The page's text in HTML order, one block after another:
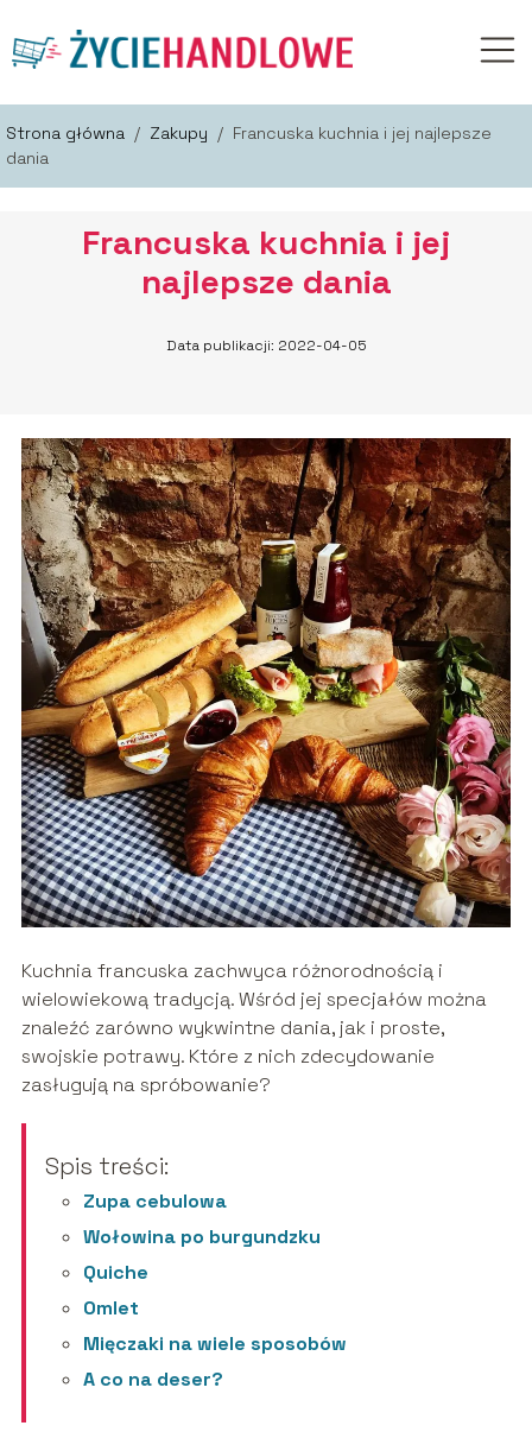
Strona główna / Zakupy / Francuska kuchnia i jej najlepsze
dania
Francuska kuchnia i jej
najlepsze dania
Data publikacji: 2022-04-05
Kuchnia francuska zachwyca różnorodnością i
wielowiekową tradycją. Wśród jej specjałów można
znaleźć zarówno wykwintne dania, jak i proste,
swojskie potrawy. Które z nich zdecydowanie
zasługują na spróbowanie?
Spis treści:
Zupa cebulowa
Wołowina po burgundzku
Quiche
Omlet
Mięczaki na wiele sposobów
A co na deser?